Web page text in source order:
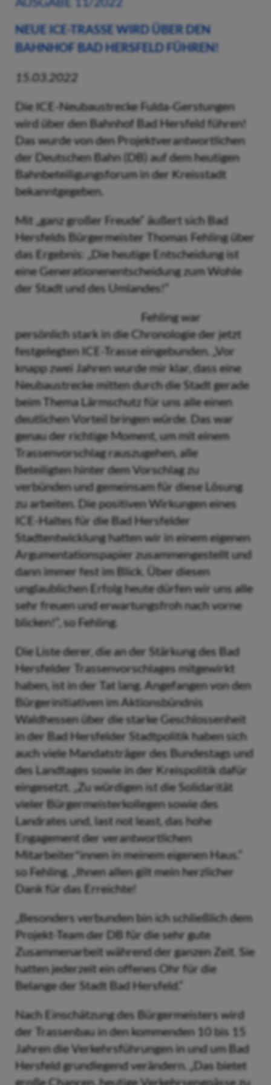
NEUE ICE-TRASSE WIRD ÜBER DEN
BAHNHOF BAD HERSFELD FÜHREN!
15.03.2022
Die ICE-Neubaustrecke Fulda-Gerstungen
wird über den Bahnhof Bad Hersfeld führen!
Das wurde von den Projektverantwortlichen
der Deutschen Bahn (DB) auf dem heutigen
Bahnbeteiligungsforum in der Kreisstadt
bekanntgegeben.
Mit „ganz großer Freude“ äußert sich Bad
Hersfelds Bürgermeister Thomas Fehling über
das Ergebnis: „Die heutige Entscheidung ist
eine Generationenentscheidung zum Wohle
der Stadt und des Umlandes!“
Fehling war
persönlich stark in die Chronologie der jetzt
festgelegten ICE-Trasse eingebunden. „Vor
knapp zwei Jahren wurde mir klar, dass eine
Neubaustrecke mitten durch die Stadt gerade
beim Thema Lärmschutz für uns alle einen
deutlichen Vorteil bringen würde. Das war
genau der richtige Moment, um mit einem
Trassenvorschlag rauszugehen, alle
Beteiligten hinter dem Vorschlag zu
verbünden und gemeinsam für diese Lösung
zu arbeiten. Die positiven Wirkungen eines
ICE-Haltes für die Bad Hersfelder
Stadtentwicklung hatten wir in einem eigenen
Argumentationspapier zusammengestellt und
dann immer fest im Blick. Über diesen
unglaublichen Erfolg heute dürfen wir uns alle
sehr freuen und erwartungsfroh nach vorne
blicken!“, so Fehling.
Die Liste derer, die an der Stärkung des Bad
Hersfelder Trassenvorschlages mitgewirkt
haben, ist in der Tat lang. Angefangen von den
Bürgerinitiativen im Aktionsbündnis
Waldhessen über die starke Geschlossenheit
in der Bad Hersfelder Stadtpolitik haben sich
auch viele Mandatsträger des Bundestags und
des Landtages sowie in der Kreispolitik dafür
eingesetzt. „Zu würdigen ist die Solidarität
vieler Bürgermeisterkollegen sowie des
Landrates und, last not least, das hohe
Engagement der verantwortlichen
Mitarbeiter*innen in meinem eigenen Haus.“
so Fehling. „Ihnen allen gilt mein herzlicher
Dank für das Erreichte!
„Besonders verbunden bin ich schließlich dem
Projekt-Team der DB für die sehr gute
Zusammenarbeit während der ganzen Zeit. Sie
hatten jederzeit ein offenes Ohr für die
Belange der Stadt Bad Hersfeld.“
Nach Einschätzung des Bürgermeisters wird
der Trassenbau in den kommenden 10 bis 15
Jahren die Verkehrsführungen in und um Bad
Hersfeld grundlegend verändern. „Das bietet
große Chancen, heutige Verkehrsengpässe zu